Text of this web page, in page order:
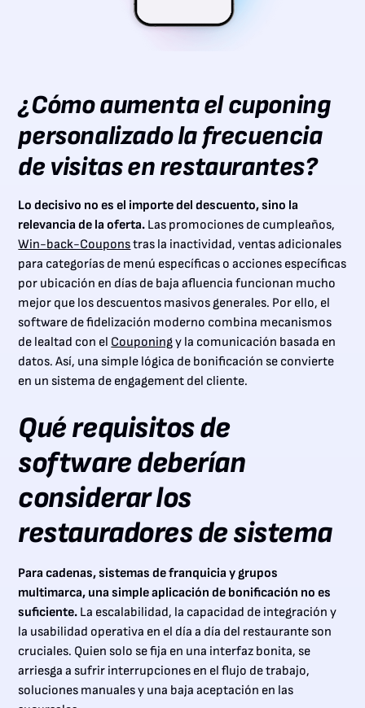
¿Cómo aumenta el cuponing
personalizado la frecuencia
de visitas en restaurantes?
Lo decisivo no es el importe del descuento, sino la
relevancia de la oferta. Las promociones de cumpleaños,
Win-back-Couponstras la inactividad, ventas adicionales
para categorías de menú específicas o acciones específicas
por ubicación en días de baja afluencia funcionan mucho
mejor que los descuentos masivos generales. Por ello, el
software de fidelización moderno combina mecanismos
de lealtad con el Couponingy la comunicación basada en
datos. Así, una simple lógica de bonificación se convierte
en un sistema de engagement del cliente.
Qué requisitos de
software deberían
considerar los
restauradores de sistema
Para cadenas, sistemas de franquicia y grupos
multimarca, una simple aplicación de bonificación no es
suficiente. La escalabilidad, la capacidad de integración y
la usabilidad operativa en el día a día del restaurante son
cruciales. Quien solo se fija en una interfaz bonita, se
arriesga a sufrir interrupciones en el flujo de trabajo,
soluciones manuales y una baja aceptación en las